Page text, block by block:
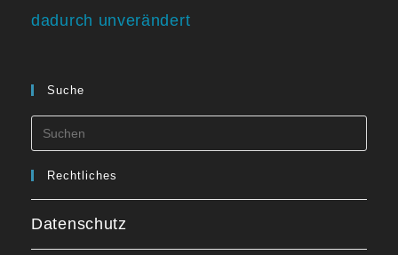
dadurch unverändert
Suche
Rechtliches
Datenschutz